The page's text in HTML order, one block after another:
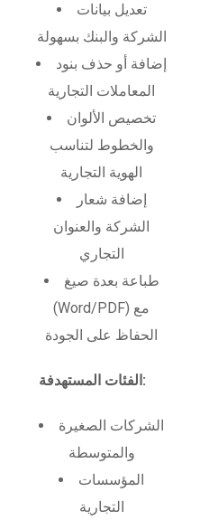
تعديل بيانات
الشركة والبنك بسهولة
إضافة أو حذف بنود
المعاملات التجارية
تخصيص الألوان
والخطوط لتناسب
الهوية التجارية
إضافة شعار
الشركة والعنوان
التجاري
طباعة بعدة صيغ
(Word/PDF) مع
الحفاظ على الجودة
الفئات المستهدفة:
الشركات الصغيرة
والمتوسطة
المؤسسات
التجارية